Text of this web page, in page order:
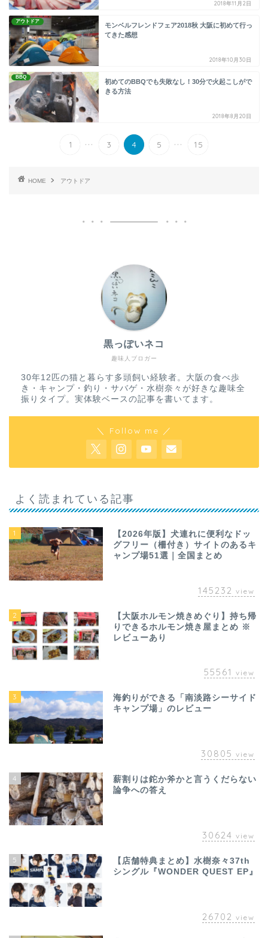
2018年11月2日
アウトドア
モンベルフレンドフェア2018秋 大阪に初めて行っ
てきた感想
2018年10月30日
BBQ
初めてのBBQでも失敗なし！30分で火起こしがで
きる方法
2018年8月20日
1 ... 3 4 5 ... 15
HOME アウトドア
趣味人ブロガー
黒っぽいネコ
30年12匹の猫と暮らす多頭飼い経験者。大阪の食べ歩
き・キャンプ・釣り・サバゲ・水樹奈々が好きな趣味全
振りタイプ。実体験ベースの記事を書いてます。
＼ Follow me ／
よく読まれている記事
1
【2026年版】犬連れに便利なドッ
グフリー（柵付き）サイトのあるキ
ャンプ場51選｜全国まとめ
145232 view
2
【大阪ホルモン焼きめぐり】持ち帰
りできるホルモン焼き屋まとめ ※
レビューあり
55561 view
3
海釣りができる「南淡路シーサイド
キャンプ場」のレビュー
30805 view
4
薪割りは鉈か斧かと言うくだらない
論争への答え
30624 view
5
【店舗特典まとめ】水樹奈々37th
シングル『WONDER QUEST EP』
26702 view